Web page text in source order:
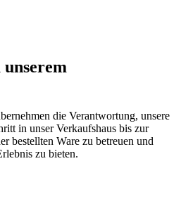
die Verantwortung, unsere
in unser Verkaufshaus bis zur
bestellten Ware zu betreuen und
zu bieten.